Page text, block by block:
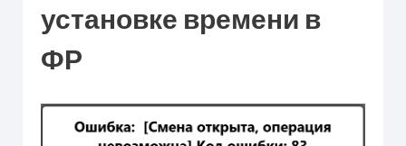
установке времени в
ФР